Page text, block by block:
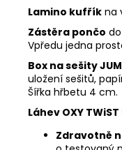
Lamino kufřík na
Zástěra pončo
Vpředu jedna
Box na sešity
uložení sešitů,
Šířka hřbetu 4 cm.
Láhev OXY
Zdravotně